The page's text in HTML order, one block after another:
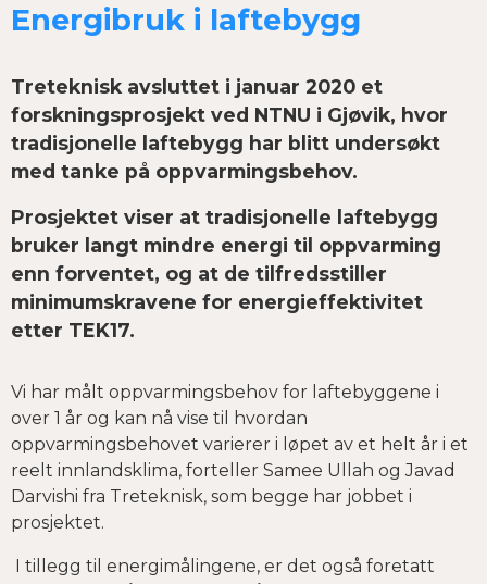
Energibruk i laftebygg
Treteknisk avsluttet i januar 2020 et
forskningsprosjekt ved NTNU i Gjøvik, hvor
tradisjonelle laftebygg har blitt undersøkt
med tanke på oppvarmingsbehov.
Prosjektet viser at tradisjonelle laftebygg
bruker langt mindre energi til oppvarming
enn forventet, og at de tilfredsstiller
minimumskravene for energieffektivitet
etter TEK17.
Vi har målt oppvarmingsbehov for laftebyggene i
over 1 år og kan nå vise til hvordan
oppvarmingsbehovet varierer i løpet av et helt år i et
reelt innlandsklima, forteller Samee Ullah og Javad
Darvishi fra Treteknisk, som begge har jobbet i
prosjektet.
I tillegg til energimålingene, er det også foretatt